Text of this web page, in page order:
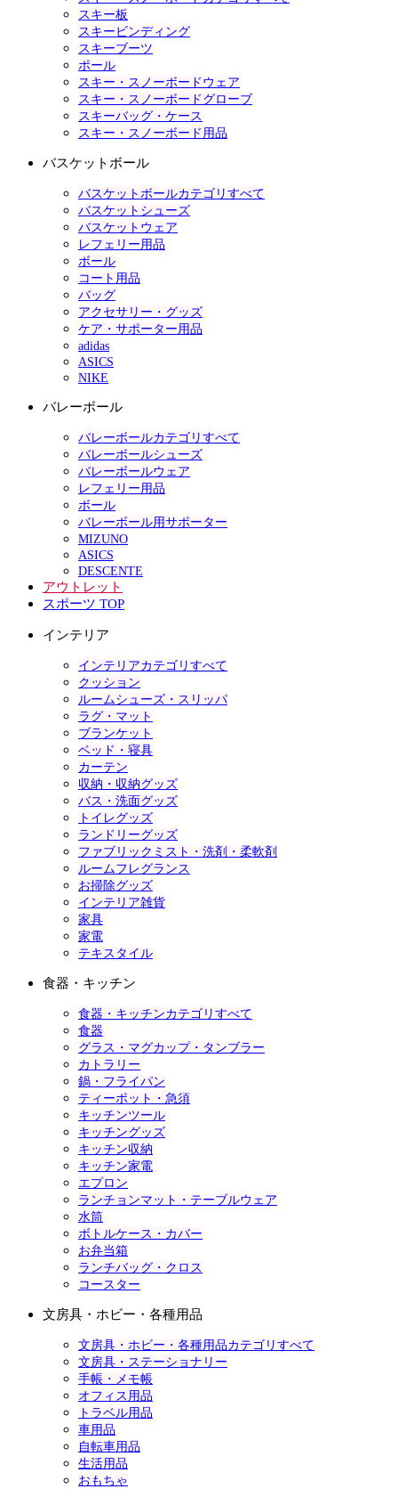
スキー板
スキービンディング
スキーブーツ
ポール
スキー・スノーボードウェア
スキー・スノーボードグローブ
スキーバッグ・ケース
スキー・スノーボード用品
バスケットボール
バスケットボールカテゴリすべて
バスケットシューズ
バスケットウェア
レフェリー用品
ボール
コート用品
バッグ
アクセサリー・グッズ
ケア・サポーター用品
adidas
ASICS
NIKE
バレーボール
バレーボールカテゴリすべて
バレーボールシューズ
バレーボールウェア
レフェリー用品
ボール
バレーボール用サポーター
MIZUNO
ASICS
DESCENTE
アウトレット
スポーツ TOP
インテリア
インテリアカテゴリすべて
クッション
ルームシューズ・スリッパ
ラグ・マット
ブランケット
ベッド・寝具
カーテン
収納・収納グッズ
バス・洗面グッズ
トイレグッズ
ランドリーグッズ
ファブリックミスト・洗剤・柔軟剤
ルームフレグランス
お掃除グッズ
インテリア雑貨
家具
家電
テキスタイル
食器・キッチン
食器・キッチンカテゴリすべて
食器
グラス・マグカップ・タンブラー
カトラリー
鍋・フライパン
ティーポット・急須
キッチンツール
キッチングッズ
キッチン収納
キッチン家電
エプロン
ランチョンマット・テーブルウェア
水筒
ボトルケース・カバー
お弁当箱
ランチバッグ・クロス
コースター
文房具・ホビー・各種用品
文房具・ホビー・各種用品カテゴリすべて
文房具・ステーショナリー
手帳・メモ帳
オフィス用品
トラベル用品
車用品
自転車用品
生活用品
おもちゃ